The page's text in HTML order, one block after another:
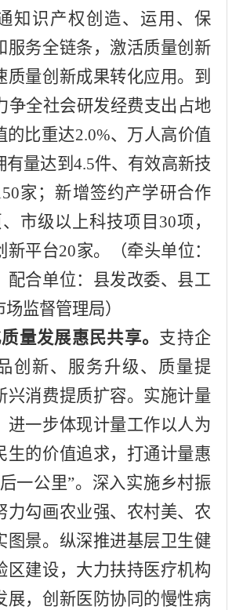
知识产权创造、运用、保
服务全链条，激活质量创新
质量创新成果转化应用。到
争全社会研发经费支出占地
的比重达2.0%、 万人高价值
有量达到 4.5件、有效高新技
家 ；新增签约产学研合作
市级以上科技项目 30项，
新平台20家。 （牵头单位：
配合单位： 县发改委、 县工
场监督管理局）
量发展惠民共享。 支持企
创新、服务升级、质量提
兴消费提质扩容。实施计量
进一步体现计量工作以人为
生的价值追求，打通计量惠
一公里”。深入实施乡村振
力勾画农业强、农村美、农
图景。纵深推进基层卫生健
区建设，大力扶持医疗机构
展，创新医防协同的慢性病